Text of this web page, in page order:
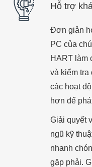
Hỗ trợ
Đơn giản
PC của
HART làm
và kiểm tra
các hoạt
hơn để
Giải quyết
ngũ kỹ
nhanh
gặp phải.